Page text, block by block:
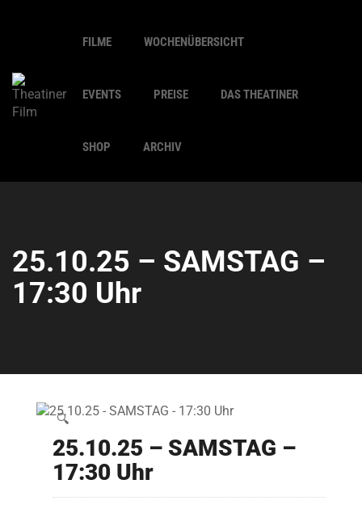
FILME WOCHENÜBERSICHT
EVENTS PREISE DAS THEATINER
SHOP ARCHIV
25.10.25 – SAMSTAG –
17:30 Uhr
🔍
25.10.25 – SAMSTAG –
17:30 Uhr